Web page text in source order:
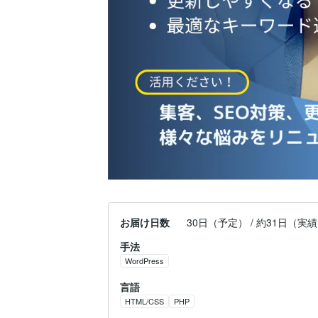
お届け日数
30日（予定） / 約31日（実
手法
WordPress
言語
HTML/CSS PHP